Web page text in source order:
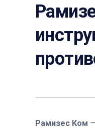
Рамизес Ком